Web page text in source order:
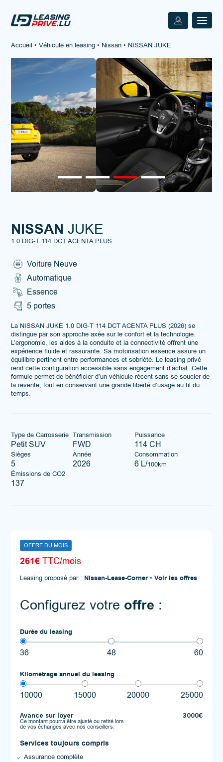
Accueil • Véhicule en leasing • Nissan • NISSAN JUKE
NISSAN JUKE
1.0 DIG-T 114 DCT ACENTA PLUS
Voiture Neuve
Automatique
Essence
5 portes
La NISSAN JUKE 1.0 DIG-T 114 DCT ACENTA PLUS (2026) se
distingue par son approche axée sur le confort et la technologie.
L’ergonomie, les aides à la conduite et la connectivité offrent une
expérience fluide et rassurante. Sa motorisation essence assure un
équilibre pertinent entre performances et sobriété. Le leasing privé
rend cette configuration accessible sans engagement d’achat. Cette
formule permet de bénéficier d’un véhicule récent sans se soucier de
la revente, tout en conservant une grande liberté d’usage au fil du
temps.
Type de Carrosserie
Petit SUV
Transmission
FWD
Puissance
114 CH
Sièges
5
Année
2026
Consommation
6 L/100km
Émissions de CO2
137
OFFRE DU MOIS
261€TTC/mois
Leasing proposé par : Nissan-Lease-Corner• Voir les offres
Configurez votre offre :
Durée du leasing
36 48 60
Kilométrage annuel du leasing
10000 15000 20000 25000
Avance sur loyer
Ce montant pourra être ajusté ou retiré lors
de vos échanges avec nos conseillers.
3000€
Services toujours compris
Assurance complète